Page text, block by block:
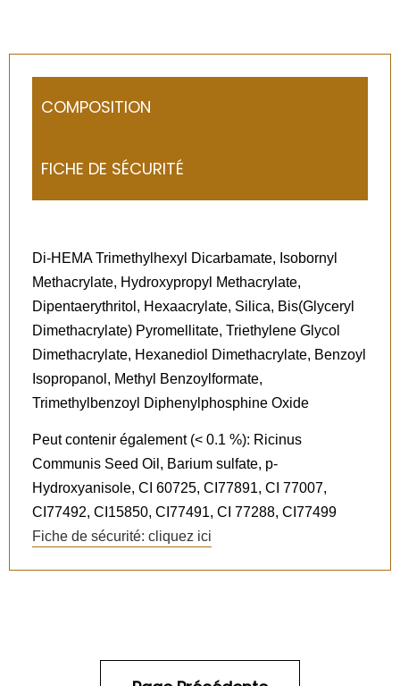
COMPOSITION
FICHE DE SÉCURITÉ
Di-HEMA Trimethylhexyl Dicarbamate, Isobornyl
Methacrylate, Hydroxypropyl Methacrylate,
Dipentaerythritol, Hexaacrylate, Silica, Bis(Glyceryl
Dimethacrylate) Pyromellitate, Triethylene Glycol
Dimethacrylate, Hexanediol Dimethacrylate, Benzoyl
Isopropanol, Methyl Benzoylformate,
Trimethylbenzoyl Diphenylphosphine Oxide
Peut contenir également (< 0.1 %): Ricinus
Communis Seed Oil, Barium sulfate, p-
Hydroxyanisole, CI 60725, CI77891, CI 77007,
CI77492, CI15850, CI77491, CI 77288, CI77499
Fiche de sécurité: cliquez ici